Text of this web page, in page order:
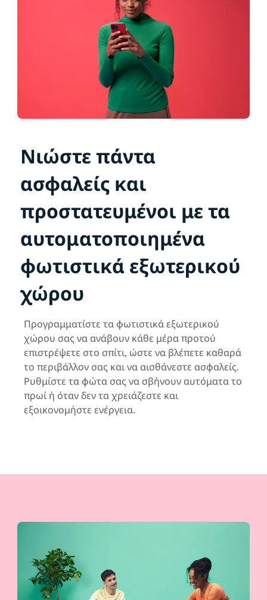
Νιώστε πάντα
ασφαλείς και
προστατευμένοι με τα
αυτοματοποιημένα
φωτιστικά εξωτερικού
χώρου
Προγραμματίστε τα φωτιστικά εξωτερικού
χώρου σας να ανάβουν κάθε μέρα προτού
επιστρέψετε στο σπίτι, ώστε να βλέπετε καθαρά
το περιβάλλον σας και να αισθάνεστε ασφαλείς.
Ρυθμίστε τα φώτα σας να σβήνουν αυτόματα το
πρωί ή όταν δεν τα χρειάζεστε και
εξοικονομήστε ενέργεια.